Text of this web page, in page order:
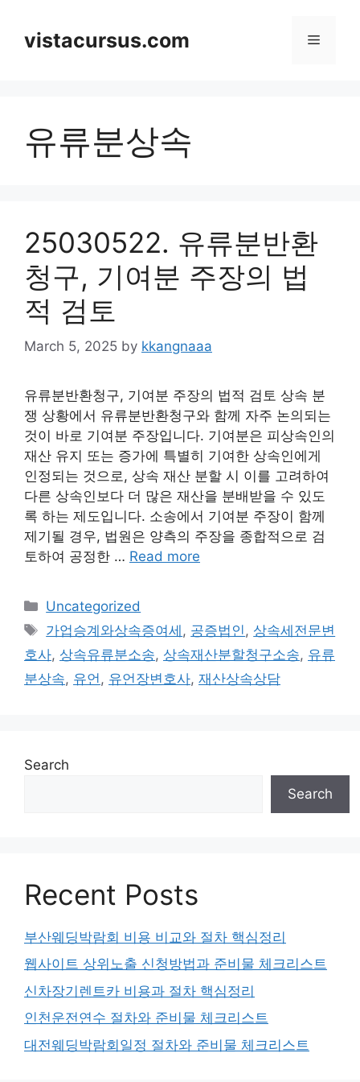
contentvistacursus.com Menu
유류분상속
25030522. 유류분반환
청구, 기여분 주장의 법
적 검토
March 5, 2025 by kkangnaaa
유류분반환청구, 기여분 주장의 법적 검토 상속 분
쟁 상황에서 유류분반환청구와 함께 자주 논의되는
것이 바로 기여분 주장입니다. 기여분은 피상속인의
재산 유지 또는 증가에 특별히 기여한 상속인에게
인정되는 것으로, 상속 재산 분할 시 이를 고려하여
다른 상속인보다 더 많은 재산을 분배받을 수 있도
록 하는 제도입니다. 소송에서 기여분 주장이 함께
제기될 경우, 법원은 양측의 주장을 종합적으로 검
토하여 공정한 … Read more
Categories
Uncategorized
Tags
가업승계와상속증여세 , 공증법인 , 상속세전문변
호사, 상속유류분소송, 상속재산분할청구소송, 유류
분상속, 유언 , 유언장변호사, 재산상속상담
Search
Search
Recent Posts
부산웨딩박람회 비용 비교와 절차 핵심정리
웹사이트 상위노출 신청방법과 준비물 체크리스트
신차장기렌트카 비용과 절차 핵심정리
인천운전연수 절차와 준비물 체크리스트
대전웨딩박람회일정 절차와 준비물 체크리스트